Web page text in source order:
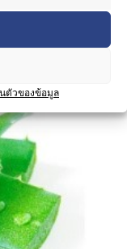
ตัวของข้อมูล